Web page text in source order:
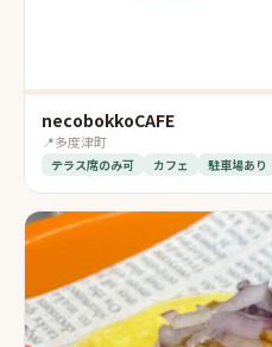
necobokkoCAFE
📍多度津町
テラス席のみ可 カフェ 駐車場あり